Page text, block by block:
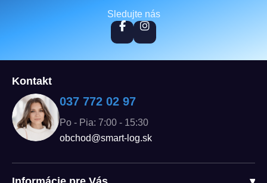
Sledujte nás
Kontakt
037 772 02 97
Po - Pia: 7:00 - 15:30
obchod@smart-log.sk